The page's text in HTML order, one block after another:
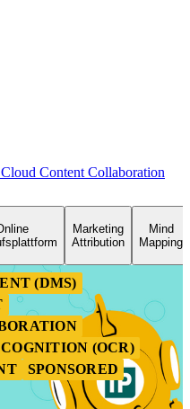
Content Collaboration
Marketing
Attribution
Mind
Mapping
(DMS)
(OCR)
SPONSORED